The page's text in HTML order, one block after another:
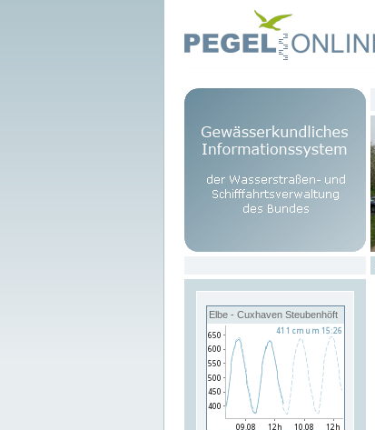
Elbe - Cuxhaven Steubenhöft